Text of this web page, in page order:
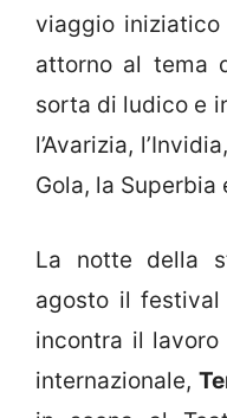
viaggio
attorno al tema
sorta di ludico e
l’Avarizia,
Gola, la Superbia
La notte della
agosto il
incontra il
internazionale,